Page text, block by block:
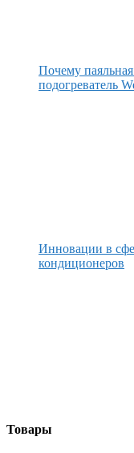
Почему
подогреватель
Инновации в
кондиционеров
Товары